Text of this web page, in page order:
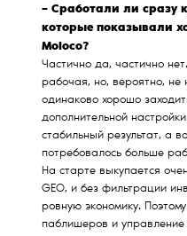
– Сработали ли сразу
которые показывали
Moloco?
Частично да, частично
рабочая, но, вероятно, не
одинаково хорошо
дополнительной
стабильный результат, а
потребовалось больше
На старте выкупается
GEO, и без фильтрации
ровную экономику.
паблишеров и управление